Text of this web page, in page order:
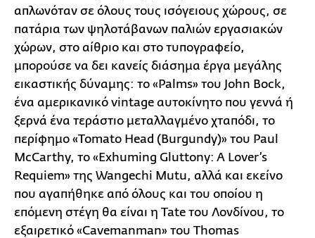
απλωνόταν σε όλους τους ισόγειους χώρους, σε
πατάρια των ψηλοτάβανων παλιών εργασιακών
χώρων, στο αίθριο και στο τυπογραφείο,
μπορούσε να δει κανείς διάσημα έργα μεγάλης
εικαστικής δύναμης: το «Palms» του John Bock,
ένα αμερικανικό vintage αυτοκίνητο που γεννά ή
ξερνά ένα τεράστιο μεταλλαγμένο χταπόδι, το
περίφημο «Tomato Head (Burgundy)» του Paul
McCarthy, το «Exhuming Gluttony: A Lover’s
Requiem» της Wangechi Mutu, αλλά και εκείνο
που αγαπήθηκε από όλους και του οποίου η
επόμενη στέγη θα είναι η Tate του Λονδίνου, το
εξαιρετικό «Cavemanman» του Thomas